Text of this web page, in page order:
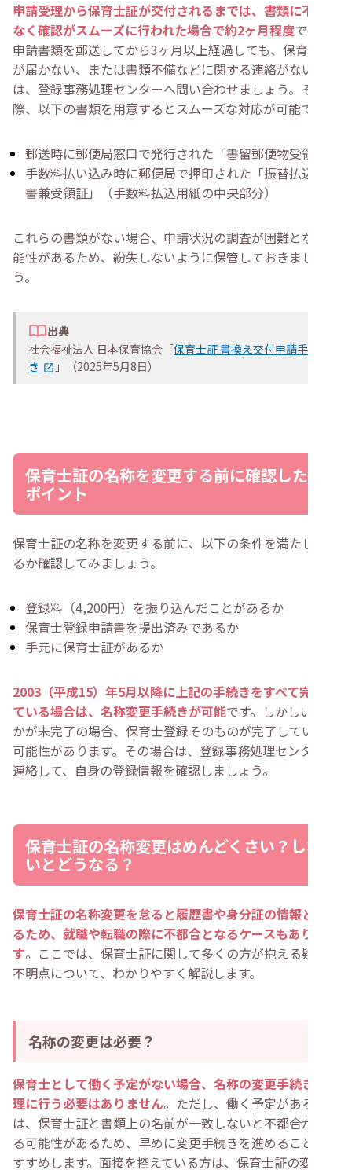
申請受理から保育士証が交付されるまでは、書類に不備が
なく確認がスムーズに行われた場合で約2ヶ月程度です。
申請書類を郵送してから3ヶ月以上経過しても、保育士証
が届かない、または書類不備などに関する連絡がない場合
は、登録事務処理センターへ問い合わせましょう。その
際、以下の書類を用意するとスムーズな対応が可能です。
郵送時に郵便局窓口で発行された「書留郵便物受領書」
手数料払い込み時に郵便局で押印された「振替払込請求
書兼受領証」（手数料払込用紙の中央部分）
これらの書類がない場合、申請状況の調査が困難となる可
能性があるため、紛失しないように保管しておきましょ
う。
出典
社会福祉法人 日本保育協会「保育士証 書換え交付申請手続
き
」（2025年5月8日）
保育士証の名称を変更する前に確認したい
ポイント
保育士証の名称を変更する前に、以下の条件を満たしてい
るか確認してみましょう。
登録料（4,200円）を振り込んだことがあるか
保育士登録申請書を提出済みであるか
手元に保育士証があるか
2003（平成15）年5月以降に上記の手続きをすべて完了し
ている場合は、名称変更手続きが可能です。しかしいずれ
かが未完了の場合、保育士登録そのものが完了していない
可能性があります。その場合は、登録事務処理センターに
連絡して、自身の登録情報を確認しましょう。
保育士証の名称変更はめんどくさい？しな
いとどうなる？
保育士証の名称変更を怠ると履歴書や身分証の情報と異な
るため、就職や転職の際に不都合となるケースもありま
す。ここでは、保育士証に関して多くの方が抱える疑問や
不明点について、わかりやすく解説します。
名称の変更は必要？
保育士として働く予定がない場合、名称の変更手続きを無
理に行う必要はありません。ただし、働く予定がある場合
は、保育士証と書類上の名前が一致しないと不都合が生じ
る可能性があるため、早めに変更手続きを進めることをお
すすめします。面接を控えている方は、保育士証の変更が